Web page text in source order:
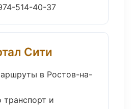
514-40-37
Сити
в Ростов-на-
и